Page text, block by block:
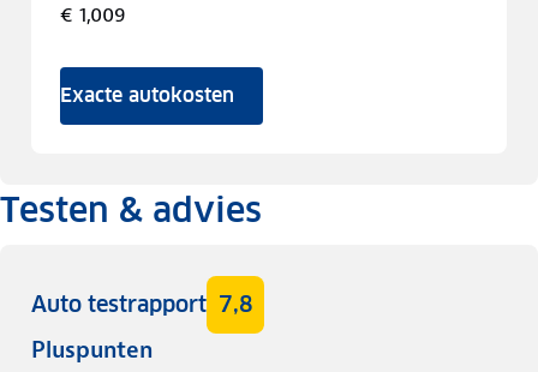
€ 1,009
Exacte autokosten
Testen & advies
Auto testrapport 7,8
Pluspunten